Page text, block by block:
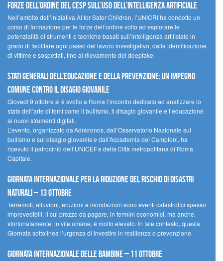
forze dell’ordine del CESP sull’uso dell’Intelligenza Artificiale
Nell’ambito dell’iniziativa AI for Safer Children, l’UNICRI ha condotto un
corso di formazione per le forze dell’ordine volto ad esplorare le
potenzialità di strumenti e tecniche basati sull’intelligenza artificiale in
grado di facilitare ogni passo del lavoro investigativo, dalla identificazione
di vittime e sospettati, fino al rilevamento dei deepfake.
Stati Generali dell’Educazione e della Prevenzione: un impegno
comune contro il disagio giovanile
Giovedì 9 ottobre si è svolto a Roma l’incontro dedicato ad analizzare lo
stato dell’arte di temi come il bullismo, il disagio giovanile e l’educazione
ai nuovi strumenti digitali.
L’evento, organizzato da Adnkronos, dall’Osservatorio Nazionale sul
bullismo e sul disagio giovanile e dall’Accademia dei Campioni, ha
ricevuto il patrocinio dell’UNICEF e della Città metropolitana di Roma
Capitale.
Giornata internazionale per la riduzione del rischio di disastri
naturali – 13 ottobre
Terremoti, alluvioni, eruzioni e inondazioni sono eventi catastrofici spesso
imprevedibili, il cui prezzo da pagare, in termini economici, ma anche,
sfortunatamente, in vite umane, è molto elevato. In tale contesto, questa
Giornata sottolinea l’urgenza di investire in resilienza e prevenzione.
Giornata internazionale delle bambine – 11 ottobre